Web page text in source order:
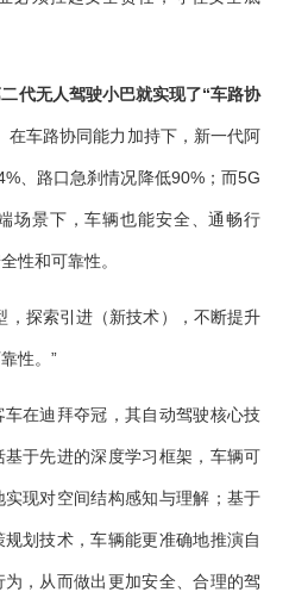
代无人驾驶小巴就实现了“车路协
在车路协同能力加持下，新一代阿
、路口急刹情况降低90%；而5G
场景下，车辆也能安全、通畅行
性和可靠性。
，探索引进（新技术），不断提升
性。”
在迪拜夺冠，其自动驾驶核心技
于先进的深度学习框架，车辆可
现对空间结构感知与理解；基于
划技术，车辆能更准确地推演自
，从而做出更加安全、合理的驾